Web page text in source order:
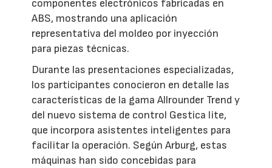
componentes electrónicos fabricadas en
ABS, mostrando una aplicación
representativa del moldeo por inyección
para piezas técnicas.
Durante las presentaciones especializadas,
los participantes conocieron en detalle las
características de la gama Allrounder Trend y
del nuevo sistema de control Gestica lite,
que incorpora asistentes inteligentes para
facilitar la operación. Según Arburg, estas
máquinas han sido concebidas para